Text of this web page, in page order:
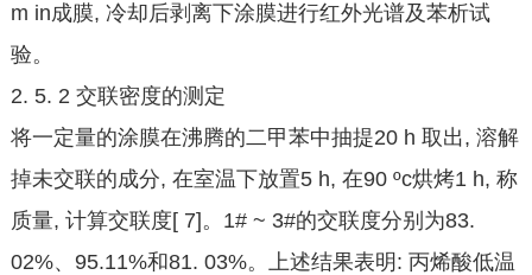
m in成膜, 冷却后剥离下涂膜进行红外光谱及苯析试
验。
2. 5. 2 交联密度的测定
将一定量的涂膜在沸腾的二甲苯中抽提20 h 取出, 溶解
掉未交联的成分, 在室温下放置5 h, 在90 ºc烘烤1 h, 称
质量, 计算交联度[ 7]。1# ~ 3#的交联度分别为83.
02%、95.11%和81. 03%。上述结果表明: 丙烯酸低温